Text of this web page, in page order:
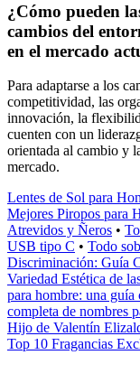
¿Cómo pueden
cambios del
en el mercado
Para adaptarse a los
competitividad, las
innovación, la
cuenten con un
orientada al cambio y
mercado.
Lentes de Sol para
Mejores Piropos para
Atrevidos y Ñeros •
USB tipo C • Todo
Discriminación: Guía
Variedad Estética de
para hombre: una guía
completa de nombres
Hijo de Valentín
Top 10 Fragancias